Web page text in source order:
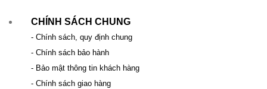
CHÍNH SÁCH CHUNG
- Chính sách, quy định chung
- Chính sách bảo hành
- Bảo mật thông tin khách hàng
- Chính sách giao hàng